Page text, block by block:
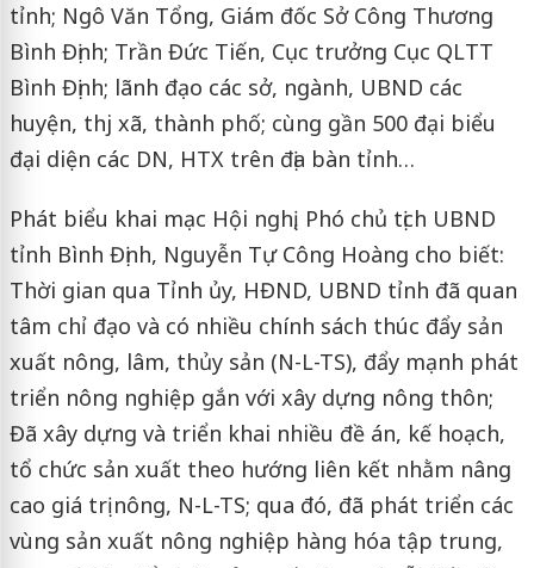
tỉnh; Ngô Văn Tổng, Giám đốc Sở Công Thương
Bình Định; Trần Đức Tiến, Cục trưởng Cục QLTT
Bình Định; lãnh đạo các sở, ngành, UBND các
huyện, thj xã, thành phố; cùng gần 500 đại biểu
đại diện các DN, HTX trên địa bàn tỉnh…
Phát biểu khai mạc Hội nghị, Phó chủ tịch UBND
tỉnh Bình Định, Nguyễn Tự Công Hoàng cho biết:
Thời gian qua Tỉnh ủy, HĐND, UBND tỉnh đã quan
tâm chỉ đạo và có nhiều chính sách thúc đẩy sản
xuất nông, lâm, thủy sản (N-L-TS), đẩy mạnh phát
triển nông nghiệp gắn với xây dựng nông thôn;
Đã xây dựng và triển khai nhiều đề án, kế hoạch,
tổ chức sản xuất theo hướng liên kết nhằm nâng
cao giá trị nông, N-L-TS; qua đó, đã phát triển các
vùng sản xuất nông nghiệp hàng hóa tập trung,